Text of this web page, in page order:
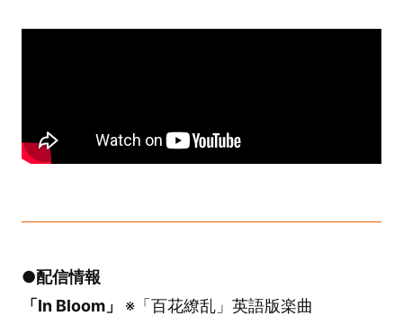
●配信情報
「In Bloom」 ※「百花繚乱」英語版楽曲